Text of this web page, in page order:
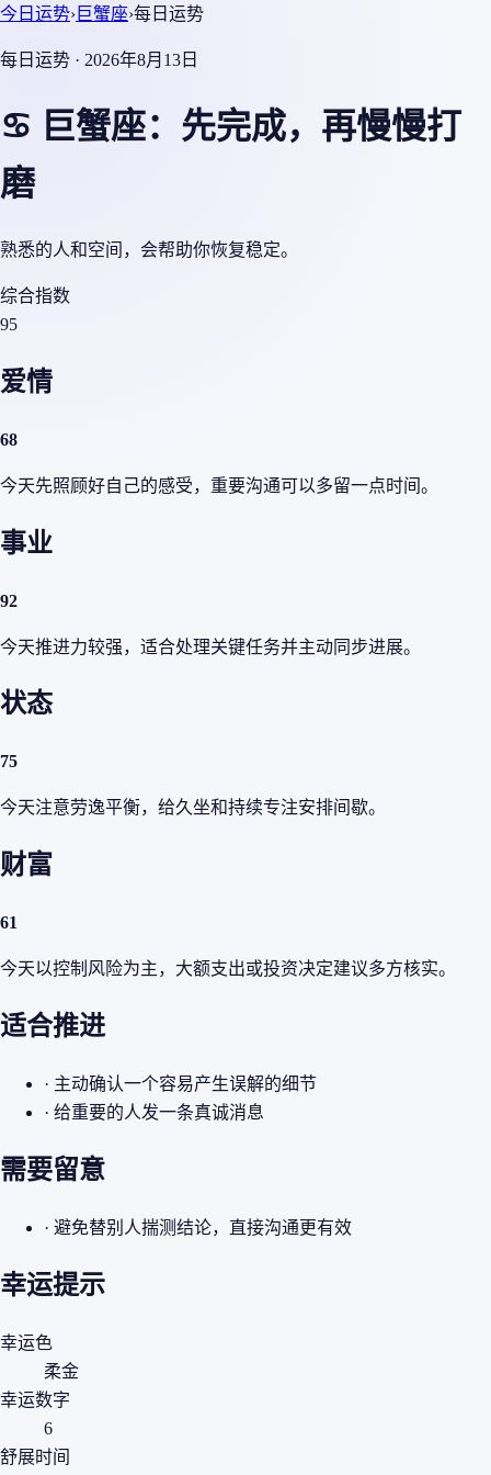
今日运势›巨蟹座›每日运势
每日运势 · 2026年8月13日
♋ 巨蟹座：先完成，再慢慢打
磨
熟悉的人和空间，会帮助你恢复稳定。
综合指数
95
爱情
68
今天先照顾好自己的感受，重要沟通可以多留一点时间。
事业
92
今天推进力较强，适合处理关键任务并主动同步进展。
状态
75
今天注意劳逸平衡，给久坐和持续专注安排间歇。
财富
61
今天以控制风险为主，大额支出或投资决定建议多方核实。
适合推进
· 主动确认一个容易产生误解的细节
· 给重要的人发一条真诚消息
需要留意
· 避免替别人揣测结论，直接沟通更有效
幸运提示
幸运色
柔金
幸运数字
6
舒展时间